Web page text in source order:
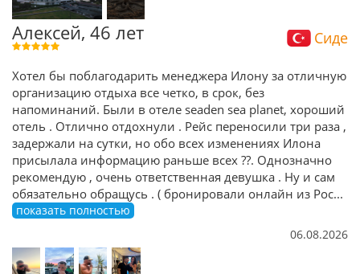
Алексей, 46 лет Сиде
Хотел бы поблагодарить менеджера Илону за отличную
организацию отдыха все четко, в срок, без
напоминаний. Были в отеле seaden sea planet, хороший
отель . Отлично отдохнули . Рейс переносили три раза ,
задержали на сутки, но обо всех изменениях Илона
присылала информацию раньше всех ??. Однозначно
рекомендую , очень ответственная девушка . Ну и сам
обязательно обращусь . ( бронировали онлайн из Рос...
показать полностью
06.08.2026